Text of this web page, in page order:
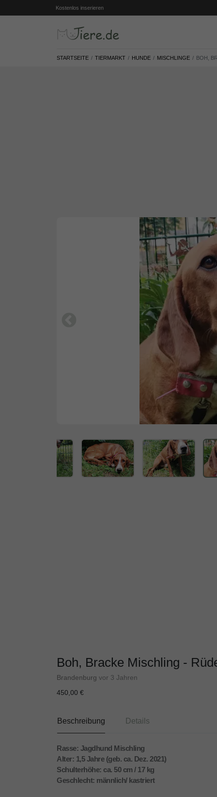
Kostenlos inserieren
STARTSEITE TIERMARKT HUNDE MISCHLINGE BOH,
Boh, Bracke Mischling -
Brandenburg vor 3 Jahren
450,00 €
Beschreibung Details
Rasse: Jagdhund Mischling
Alter: 1,5 Jahre (geb. ca. Dez. 2021)
Schulterhöhe: ca. 50 cm / 17 kg
Geschlecht: männlich/ kastriert